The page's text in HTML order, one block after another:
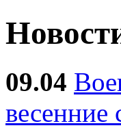
09.04
весенние